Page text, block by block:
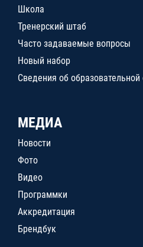
Школа
Тренерский штаб
Часто задаваемые вопросы
Новый набор
Сведения об образовательной
МЕДИА
Новости
Фото
Видео
Программки
Аккредитация
Брендбук